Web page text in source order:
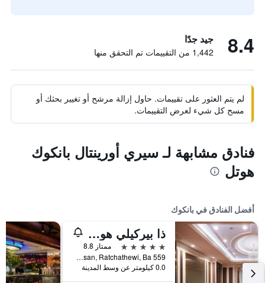
8.4 جيد جدًا
1,442 من التقييمات تم التحقق منها
لم يتم العثور على تقييمات. حاول إزالة مرشح أو تغيير بحثك أو
مسح كل شيء لعرض التقييمات.
فنادق مشابهة لـ سيري أورينتال بانكوك
هوتل
أفضل الفنادق في بانكوك
ذا بيركيلي هوتل براتونام
5 نجوم
ممتاز 8.8
559 Ratcharaprarop Rd., Makkasan, Ratchathewi, Ba, بانكوك, تايلاند
0.0 كيلومتر عن وسط المدينة